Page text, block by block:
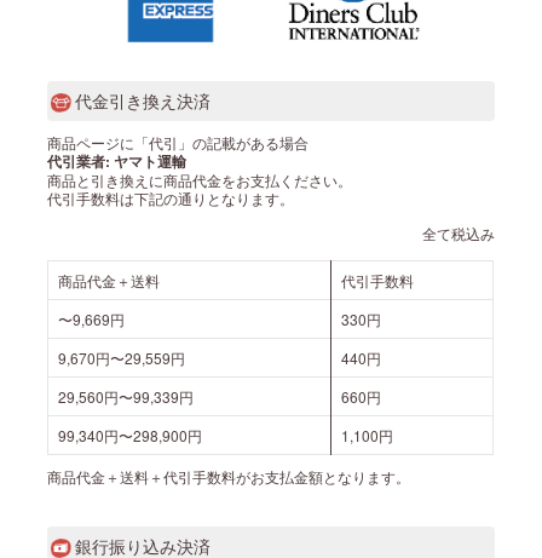
代金引き換え決済
商品ページに「代引」の記載がある場合
代引業者: ヤマト運輸
商品と引き換えに商品代金をお支払ください。
代引手数料は下記の通りとなります。
全て税込み
商品代金＋送料
代引手数料
〜9,669円
330円
9,670円〜29,559円
440円
29,560円〜99,339円
660円
99,340円〜298,900円
1,100円
商品代金＋送料＋代引手数料がお支払金額となります。
銀行振り込み決済